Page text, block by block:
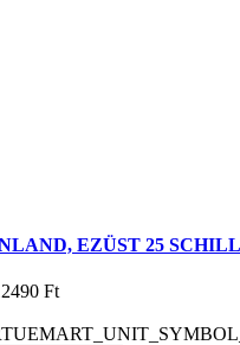
EZÜST 25
Ft